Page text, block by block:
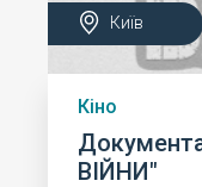
Київ
Кіно
ВІЙНИ"